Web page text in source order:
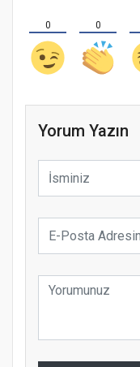
0 0
Yorum Yazın